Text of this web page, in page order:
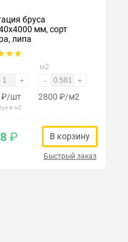
бруса
мм, сорт
липа
+
₽/шт
в м2
м2
- +
2800 ₽/м2
₽ В корзину
Быстрый заказ